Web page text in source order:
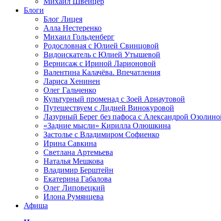
Блоги
Блог Лицея
Алла Нестеренко
Михаил Гольденберг
Родословная с Юлией Свинцовой
Видоискатель с Юлией Утышевой
Вернисаж с Ириной Ларионовой
Валентина Калачёва. Впечатления
Лариса Хенинен
Олег Гальченко
Культурный променад с Зоей Арнаутовой
Путешествуем с Лидией Винокуровой
Лазурный Берег без пафоса с Александрой
«Задние мысли» Кирилла Олюшкина
Застолье с Владимиром Софиенко
Ирина Савкина
Светлана Артемьева
Наталья Мешкова
Владимир Берштейн
Екатерина Габалова
Олег Липовецкий
Илона Румянцева
Афиша